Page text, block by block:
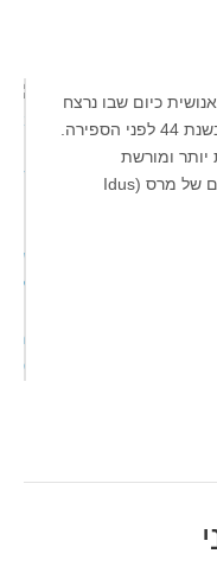
כיום שבו נרצח
יוליוס קיסר, מנהיג הרפובליקה הרומאית, בשנת 44 לפני הספירה.
יותר ומורשת
פוליתאיסטית עם משמעות עונתית. האידים של מרס (Idus